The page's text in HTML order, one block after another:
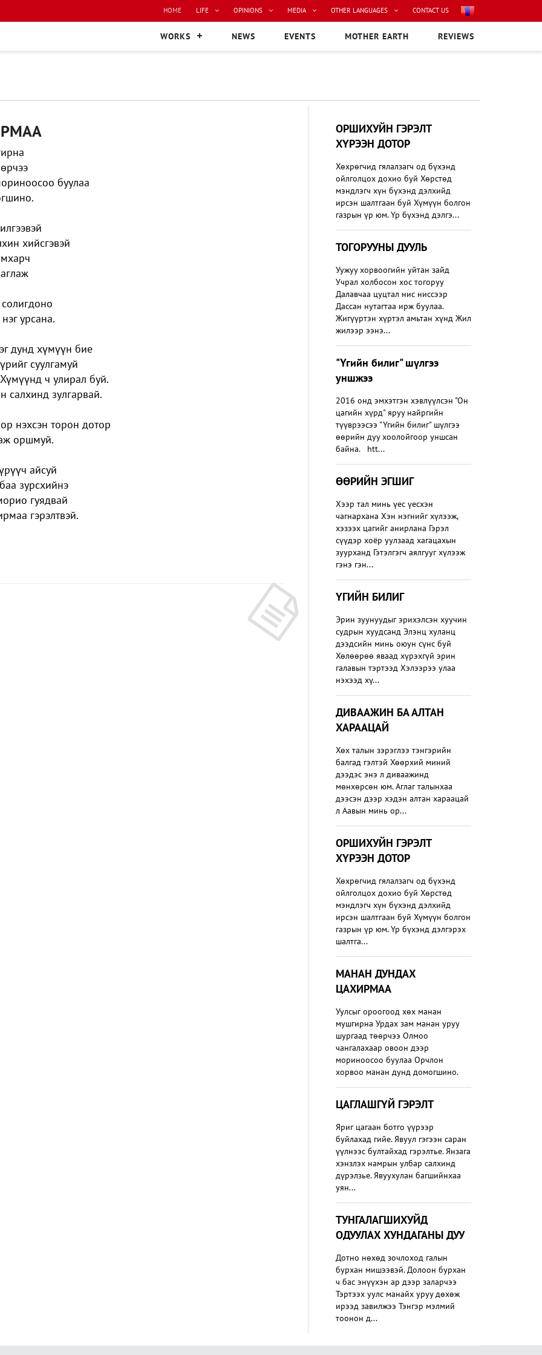
HOME LIFE OPINIONS MEDIA OTHER LANGUAGES CONTACT US
WORKS NEWS EVENTS MOTHER EARTH REVIEWS
буулаа
хийсгэвэй
урсана.
дунд хүмүүн бие
суулгамуй
ч улирал буй.
салхинд зулгарвай.
нэхсэн торон дотор
оршмуй.
айсуй
зурсхийнэ
гуядвай
гэрэлтвэй.
ОРШИХУЙН ГЭРЭЛТ
ХҮРЭЭН ДОТОР
Хөхрөгчид гялалзагч од бүхэнд
ойлголцох дохио буй Хөрстөд
мэндлэгч хүн бүхэнд дэлхийд
ирсэн шалтгаан буй Хүмүүн болгон
газрын үр юм. Үр бүхэнд дэлгэ...
​ТОГОРУУНЫ ДУУЛЬ
Уужуу хорвоогийн уйтан зайд
Учрал холбосон хос тогоруу
Далавчаа цуцтал нис ниссээр
Дассан нутагтаа ирж буулаа.
Жигүүртэн хүртэл амьтан хүнд Жил
жилээр ээнэ...
"Үгийн билиг" шүлгээ
уншжээ
2016 онд эмхэтгэн хэвлүүлсэн "Он
цагийн хүрд" яруу найргийн
түүврээсээ "Үгийн билиг" шүлгээ
өөрийн дуу хоолойгоор уншсан
байна. htt...
ӨӨРИЙН ЭГШИГ
Хээр тал минь үес үесхэн
чагнархана Хэн нэгнийг хүлээж,
хэзээх цагийг анирлана Гэрэл
сүүдэр хоёр уулзаад хагацахын
зуурханд Гэтэлгэгч аялгууг хүлээж
гэнэ гэн...
ҮГИЙН БИЛИГ
Эрин зуунуудыг эрихэлсэн хуучин
судрын хуудсанд Элэнц хуланц
дээдсийн минь оюун сүнс буй
Хөлөөрөө яваад хүрэхгүй эрин
галавын тэртээд Хэлээрээ улаа
нэхээд хү...
ДИВААЖИН БА АЛТАН
ХАРААЦАЙ
Хөх талын зэрэглээ тэнгэрийн
балгад гэлтэй Хөөрхий миний
дээдэс энэ л диваажинд
мөнхөрсөн юм. Аглаг талынхаа
дээсэн дээр хэдэн алтан хараацай
л Аавын минь ор...
ОРШИХУЙН ГЭРЭЛТ
ХҮРЭЭН ДОТОР
Хөхрөгчид гялалзагч од бүхэнд
ойлголцох дохио буй Хөрстөд
мэндлэгч хүн бүхэнд дэлхийд
ирсэн шалтгаан буй Хүмүүн болгон
газрын үр юм. Үр бүхэнд дэлгэрэх
шалтга...
МАНАН ДУНДАХ
ЦАХИРМАА
Уулсыг ороогоод хөх манан
мушгирна Урдах зам манан уруу
шургаад төөрчээ Олмоо
чангалахаар овоон дээр
мориноосоо буулаа Орчлон
хорвоо манан дунд домогшино.
ЦАГЛАШГҮЙ ГЭРЭЛТ
Яриг цагаан ботго үүрээр
буйлахад гийе. Явуул гэгээн саран
үүлнээс бултайхад гэрэлтье. Янзага
хэнзлэх намрын улбар салхинд
дүрэлзье. Явуухулан багшийнхаа
уян...
ТУНГАЛАГШИХУЙД
ОДУУЛАХ ХУНДАГАНЫ ДУУ
Дотно нөхөд зочлоход галын
бурхан мишээвэй. Долоон бурхан
ч бас энүүхэн ар дээр заларчээ
Тэртээх уулс манайх уруу дөхөж
ирээд завилжээ Тэнгэр мэлмий
тоонон д...